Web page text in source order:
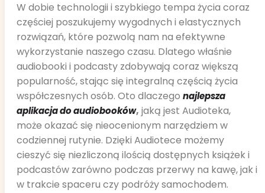
W dobie technologii i szybkiego tempa życia coraz
częściej poszukujemy wygodnych i elastycznych
rozwiązań, które pozwolą nam na efektywne
wykorzystanie naszego czasu. Dlatego właśnie
audiobooki i podcasty zdobywają coraz większą
popularność, stając się integralną częścią życia
współczesnych osób. Oto dlaczego najlepsza
aplikacja do audiobooków, jaką jest Audioteka,
może okazać się nieocenionym narzędziem w
codziennej rutynie. Dzięki Audiotece możemy
cieszyć się niezliczoną ilością dostępnych książek i
podcastów zarówno podczas przerwy na kawę, jak i
w trakcie spaceru czy podróży samochodem.